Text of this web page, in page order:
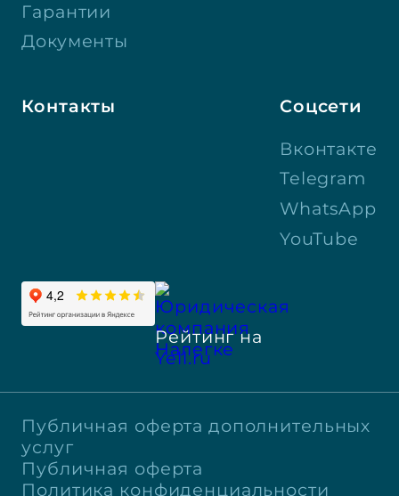
Гарантии
Документы
Контакты Соцсети
Вконтакте
Telegram
WhatsApp
YouTube
Рейтинг на
Yell.ru
Публичная оферта дополнительных
услуг
Публичная оферта
Политика конфиденциальности